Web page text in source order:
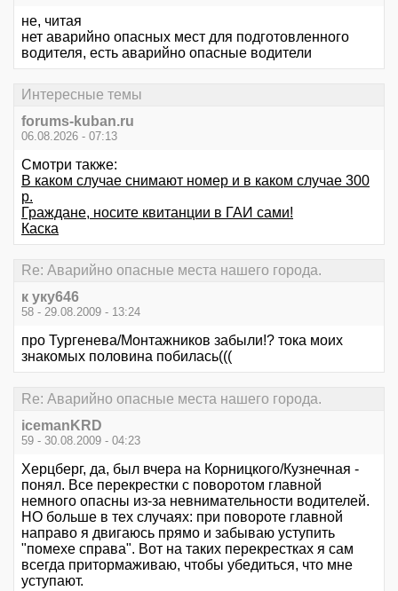
не, читая
нет аварийно опасных мест для подготовленного
водителя, есть аварийно опасные водители
Интересные темы
forums-kuban.ru
06.08.2026 - 07:13
Смотри также:
В каком случае снимают номер и в каком случае 300
р.
Граждане, носите квитанции в ГАИ сами!
Каска
Re: Аварийно опасные места нашего города.
к уку646
58 - 29.08.2009 - 13:24
про Тургенева/Монтажников забыли!? тока моих
знакомых половина побилась(((
Re: Аварийно опасные места нашего города.
icemanKRD
59 - 30.08.2009 - 04:23
Херцберг, да, был вчера на Корницкого/Кузнечная -
понял. Все перекрестки с поворотом главной
немного опасны из-за невнимательности водителей.
НО больше в тех случаях: при повороте главной
направо я двигаюсь прямо и забываю уступить
"помехе справа". Вот на таких перекрестках я сам
всегда притормаживаю, чтобы убедиться, что мне
уступают.